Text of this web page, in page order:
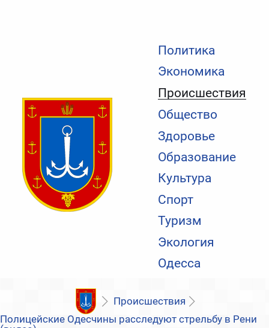
Политика
Экономика
Происшествия
Общество
Здоровье
Образование
Культура
Спорт
Туризм
Экология
Одесса
Происшествия
Полицейские Одесчины расследуют стрельбу в Рени